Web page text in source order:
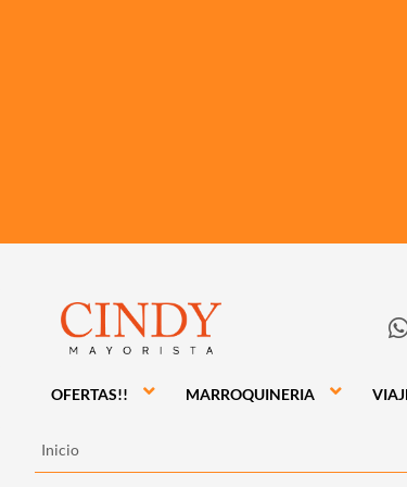
OFERTAS!! MARROQUINERIA
Inicio